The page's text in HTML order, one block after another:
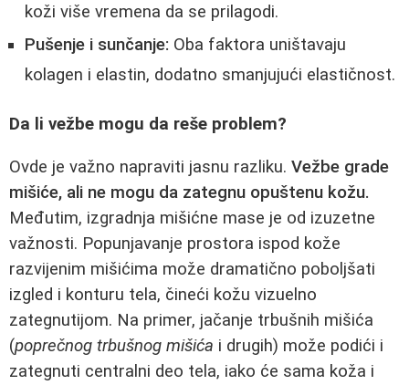
koži više vremena da se prilagodi.
Pušenje i sunčanje: Oba faktora uništavaju
kolagen i elastin, dodatno smanjujući elastičnost.
Da li vežbe mogu da reše problem?
Ovde je važno napraviti jasnu razliku. Vežbe grade
mišiće, ali ne mogu da zategnu opuštenu kožu.
Međutim, izgradnja mišićne mase je od izuzetne
važnosti. Popunjavanje prostora ispod kože
razvijenim mišićima može dramatično poboljšati
izgled i konturu tela, čineći kožu vizuelno
zategnutijom. Na primer, jačanje trbušnih mišića
(poprečnog trbušnog mišića i drugih) može podići i
zategnuti centralni deo tela, iako će sama koža i